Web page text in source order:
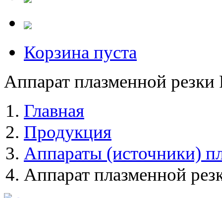
Корзина пуста
Аппарат плазменной
Главная
Продукция
Аппараты (источники)
Аппарат плазменной